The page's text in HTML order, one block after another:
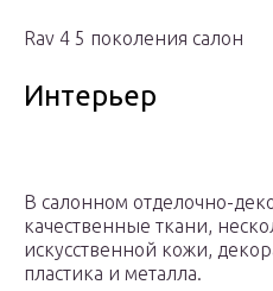
Rav 4 5 поколения салон
Интерьер
В салонном отделочно-
качественные ткани,
искусственной кожи,
пластика и металла.